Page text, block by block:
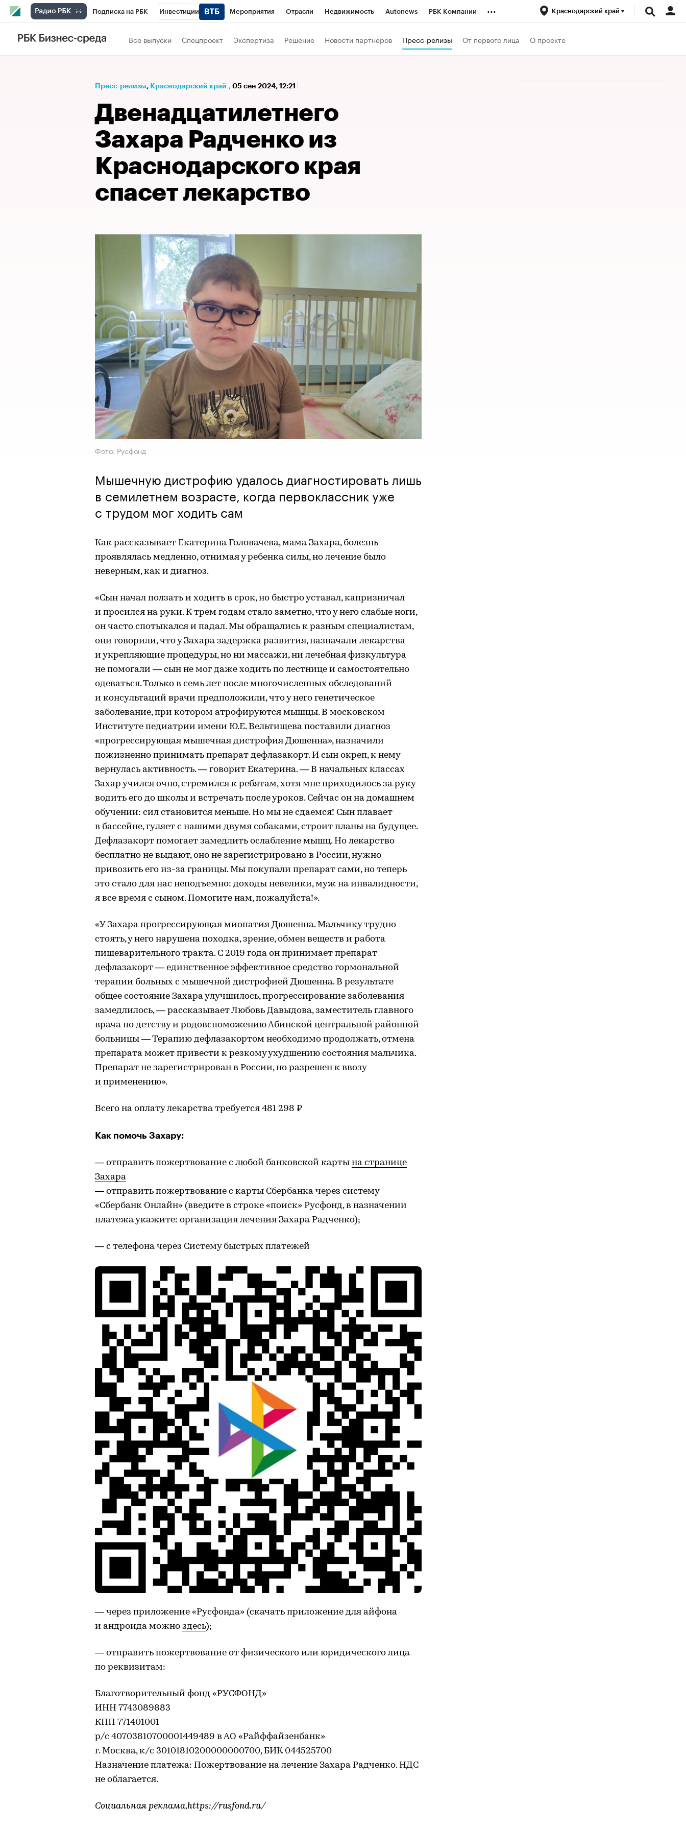
Подписка на РБК Инвестиции Мероприятия Отрасли Недвижимость Autonews РБК Компании
Телеканал
Спецпроекты
Рынок наличной валюты
... Краснодарский край
Все выпуски Спецпроект Экспертиза Решение Новости партнеров Пресс-релизы От первого лица О проекте
Пресс-релизы⁠, Краснодарский край , 05 сен 2024, 12:21
Двенадцатилетнего
Захара Радченко из
Краснодарского края
спасет лекарство
Фото: Русфонд
Мышечную дистрофию удалось диагностировать лишь
в семилетнем возрасте, когда первоклассник уже
с трудом мог ходить сам
Как рассказывает Екатерина Головачева, мама Захара, болезнь
проявлялась медленно, отнимая у ребенка силы, но лечение было
неверным, как и диагноз.
«Сын начал ползать и ходить в срок, но быстро уставал, капризничал
и просился на руки. К трем годам стало заметно, что у него слабые ноги,
он часто спотыкался и падал. Мы обращались к разным специалистам,
они говорили, что у Захара задержка развития, назначали лекарства
и укрепляющие процедуры, но ни массажи, ни лечебная физкультура
не помогали — сын не мог даже ходить по лестнице и самостоятельно
одеваться. Только в семь лет после многочисленных обследований
и консультаций врачи предположили, что у него генетическое
заболевание, при котором атрофируются мышцы. В московском
Институте педиатрии имени Ю.Е. Вельтищева поставили диагноз
«прогрессирующая мышечная дистрофия Дюшенна», назначили
пожизненно принимать препарат дефлазакорт. И сын окреп, к нему
вернулась активность. — говорит Екатерина. — В начальных классах
Захар учился очно, стремился к ребятам, хотя мне приходилось за руку
водить его до школы и встречать после уроков. Сейчас он на домашнем
обучении: сил становится меньше. Но мы не сдаемся! Сын плавает
в бассейне, гуляет с нашими двумя собаками, строит планы на будущее.
Дефлазакорт помогает замедлить ослабление мышц. Но лекарство
бесплатно не выдают, оно не зарегистрировано в России, нужно
привозить его из-за границы. Мы покупали препарат сами, но теперь
это стало для нас неподъемно: доходы невелики, муж на инвалидности,
я все время с сыном. Помогите нам, пожалуйста!».
«У Захара прогрессирующая миопатия Дюшенна. Мальчику трудно
стоять, у него нарушена походка, зрение, обмен веществ и работа
пищеварительного тракта. С 2019 года он принимает препарат
дефлазакорт — единственное эффективное средство гормональной
терапии больных с мышечной дистрофией Дюшенна. В результате
общее состояние Захара улучшилось, прогрессирование заболевания
замедлилось, — рассказывает Любовь Давыдова, заместитель главного
врача по детству и родовспоможению Абинской центральной районной
больницы — Терапию дефлазакортом необходимо продолжать, отмена
препарата может привести к резкому ухудшению состояния мальчика.
Препарат не зарегистрирован в России, но разрешен к ввозу
и применению».
Всего на оплату лекарства требуется 481 298 ₽
Как помочь Захару:
— отправить пожертвование с любой банковской карты на странице
Захара
— отправить пожертвование с карты Сбербанка через систему
«Сбербанк Онлайн» (введите в строке «поиск» Русфонд, в назначении
платежа укажите: организация лечения Захара Радченко);
— с телефона через Систему быстрых платежей
— через приложение «Русфонда» (скачать приложение для айфона
и андроида можно здесь);
— отправить пожертвование от физического или юридического лица
по реквизитам:
Благотворительный фонд «РУСФОНД»
ИНН 7743089883
КПП 771401001
р/с 40703810700001449489 в АО «Райффайзенбанк»
г. Москва, к/с 30101810200000000700, БИК 044525700
Назначение платежа: Пожертвование на лечение Захара Радченко. НДС
не облагается.
Социальная реклама,https://rusfond.ru/